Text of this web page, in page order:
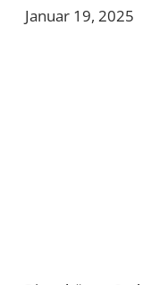
Januar 19, 2025